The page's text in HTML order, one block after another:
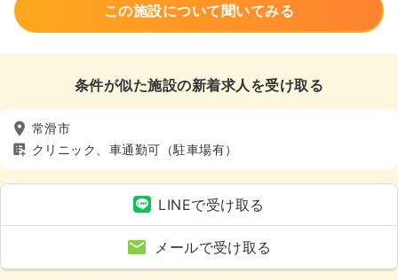
この施設について聞いてみる
条件が似た施設の新着求人を受け取る
常滑市
クリニック、車通勤可（駐車場有）
LINEで受け取る
メールで受け取る